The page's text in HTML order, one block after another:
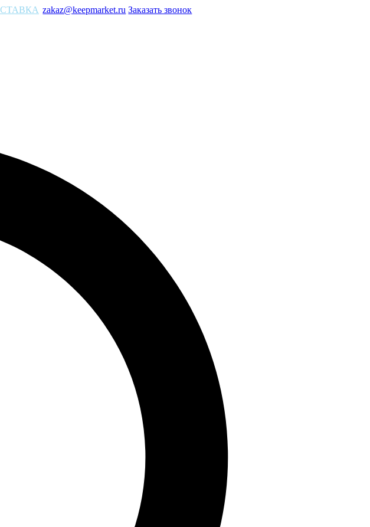
zakaz@keepmarket.ru Заказать звонок